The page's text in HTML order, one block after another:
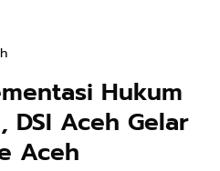
Hukum
DSI Aceh Gelar
Aceh